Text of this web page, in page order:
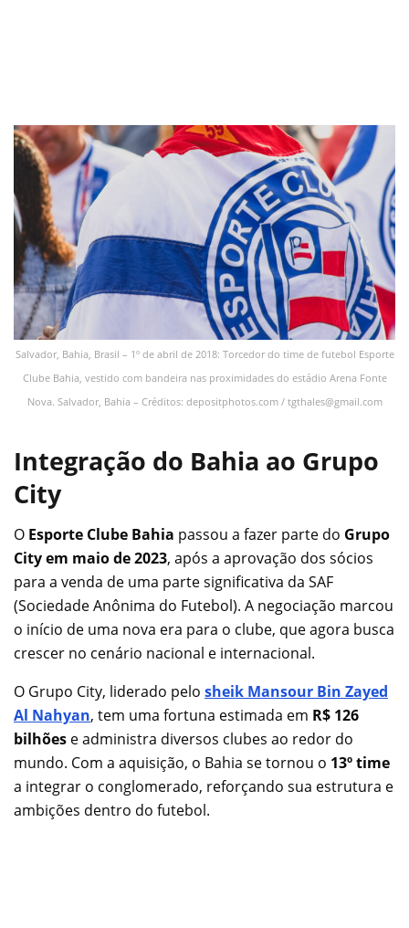
Salvador, Bahia, Brasil – 1º de abril de 2018: Torcedor do time de futebol Esporte
Clube Bahia, vestido com bandeira nas proximidades do estádio Arena Fonte
Nova. Salvador, Bahia – Créditos: depositphotos.com / tgthales@gmail.com
Integração do Bahia ao Grupo
City
O Esporte Clube Bahia passou a fazer parte do Grupo
City em maio de 2023, após a aprovação dos sócios
para a venda de uma parte significativa da SAF
(Sociedade Anônima do Futebol). A negociação marcou
o início de uma nova era para o clube, que agora busca
crescer no cenário nacional e internacional.
O Grupo City, liderado pelo sheik Mansour Bin Zayed
Al Nahyan, tem uma fortuna estimada em R$ 126
bilhões e administra diversos clubes ao redor do
mundo. Com a aquisição, o Bahia se tornou o 13º time
a integrar o conglomerado, reforçando sua estrutura e
ambições dentro do futebol.